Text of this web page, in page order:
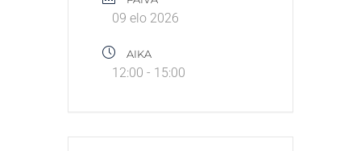
09 elo 2026
AIKA
12:00 - 15:00